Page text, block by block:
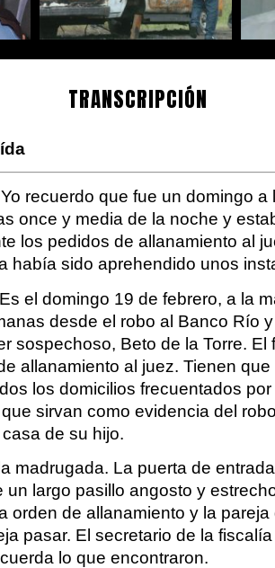
TRANSCRIPCIÓN
Yo recuerdo que fue un domingo a
once y media de la noche y
los pedidos de allanamiento al
había sido aprehendido unos
Es el domingo 19 de febrero, a la
desde el robo al Banco Río
sospechoso, Beto de la Torre. El
allanamiento al juez. Tienen
los domicilios frecuentados por
sirvan como evidencia del
de su hijo.
madrugada. La puerta de
un largo pasillo angosto y
orden de allanamiento y la pareja
pasar. El secretario de la
lo que encontraron.